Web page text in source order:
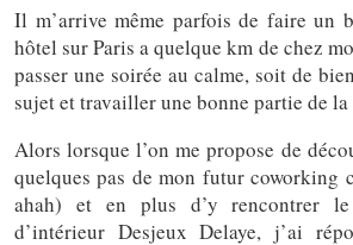
Il m’arrive même parfois de faire un
hôtel sur Paris a quelque km de chez
passer une soirée au calme, soit de
sujet et travailler une bonne partie de
Alors lorsque l’on me propose de
quelques pas de mon futur coworking
ahah) et en plus d’y rencontrer le
d’intérieur Desjeux Delaye, j’ai